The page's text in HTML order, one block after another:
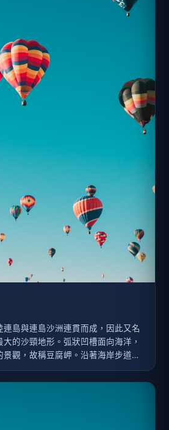
病和各種慢性肥胖症均有助益。趣聞
島與連島沙洲連貫而成，因此又名
大的沙頸地形。弧狀凹槽面向海洋，
觀，故稱豆腐岬。沿著海岸步道，
夠徜徉其間。其灣口更是戲水、浮
架山，山壁陡峭，漁源豐富，吸引不
有海堤保護，海浪平靜，跟著教練潛